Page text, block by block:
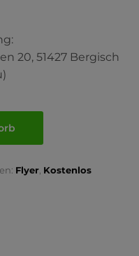
20, 51427 Bergisch
Flyer Kostenlos